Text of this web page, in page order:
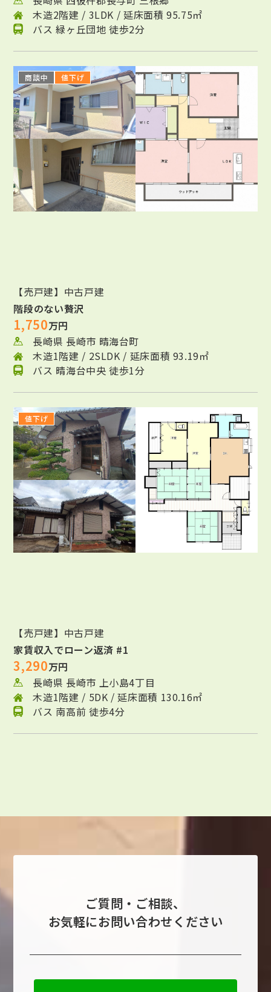
木造2階建 / 3LDK / 延床面積 95.75㎡
バス 緑ヶ丘団地 徒歩2分
商談中 値下げ
【売戸建】中古戸建
階段のない贅沢
1,750万円
長崎県 長崎市 晴海台町
木造1階建 / 2SLDK / 延床面積 93.19㎡
バス 晴海台中央 徒歩1分
値下げ
【売戸建】中古戸建
家賃収入でローン返済 #1
3,290万円
長崎県 長崎市 上小島4丁目
木造1階建 / 5DK / 延床面積 130.16㎡
バス 南高前 徒歩4分
ご質問・ご相談、
お気軽にお問い合わせください